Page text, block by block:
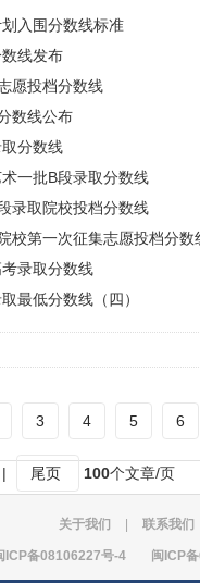
入围分数线标准
线发布
愿投档分数线
数线公布
分数线
一批B段录取分数线
录取院校投档分数线
校第一次征集志愿投档分数
录取分数线
最低分数线（四）
3 4 5 6
| 尾页 100个文章/页
关于我们 联系我们
ICP备08106227号-4 闽ICP